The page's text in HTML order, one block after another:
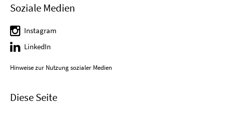
Soziale Medien
Instagram
LinkedIn
Hinweise zur Nutzung sozialer Medien
Diese Seite